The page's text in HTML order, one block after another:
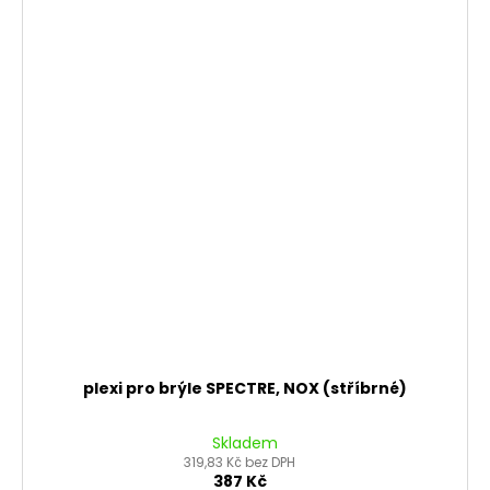
plexi pro brýle SPECTRE, NOX (stříbrné)
Skladem
319,83 Kč bez DPH
387 Kč